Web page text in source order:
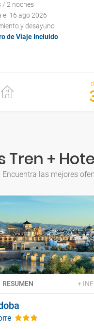
/ 2 noches
el 16 ago 2026
y desayuno
de Viaje Incluido
Tren +
Encuentra las mejores
RESUMEN +